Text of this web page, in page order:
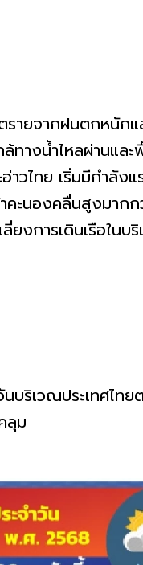
รายจากฝนตกหนัก
ทางน้ำไหลผ่านแล
าวไทย เริ่มมีกำลัง
ะนองคลื่นสูงมากก
ลี่ยงการเดินเรือใน
บริเวณประเทศไท
ลุม